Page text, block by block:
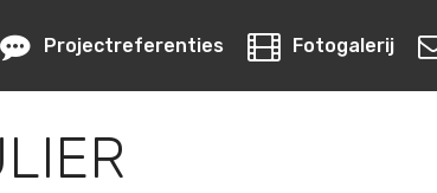
Projectreferenties Fotogalerij